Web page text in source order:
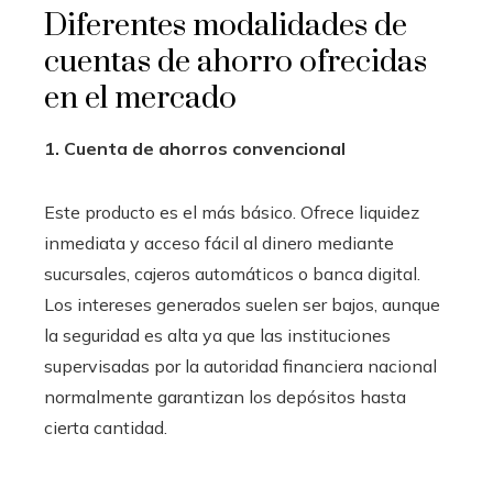
Diferentes modalidades de
cuentas de ahorro ofrecidas
en el mercado
1. Cuenta de ahorros convencional
Este producto es el más básico. Ofrece liquidez
inmediata y acceso fácil al dinero mediante
sucursales, cajeros automáticos o banca digital.
Los intereses generados suelen ser bajos, aunque
la seguridad es alta ya que las instituciones
supervisadas por la autoridad financiera nacional
normalmente garantizan los depósitos hasta
cierta cantidad.